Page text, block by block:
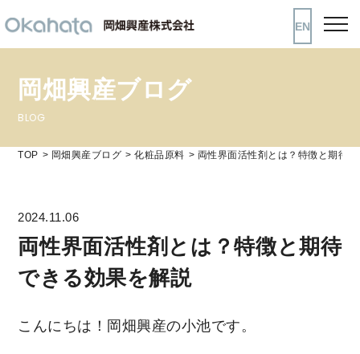
EN
岡畑興産ブログ
BLOG
TOP 岡畑興産ブログ 化粧品原料 両性界面活性剤とは？特徴と期待
2024.11.06
両性界面活性剤とは？特徴と期待
できる効果を解説
こんにちは！岡畑興産の小池です。